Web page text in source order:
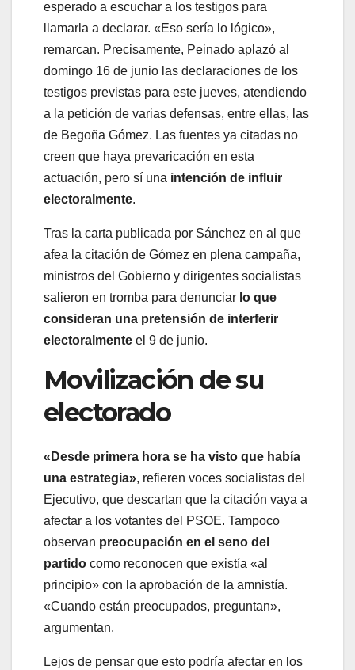
esperado a escuchar a los testigos para
llamarla a declarar. «Eso sería lo lógico»,
remarcan. Precisamente, Peinado aplazó al
domingo 16 de junio las declaraciones de los
testigos previstas para este jueves, atendiendo
a la petición de varias defensas, entre ellas, las
de Begoña Gómez. Las fuentes ya citadas no
creen que haya prevaricación en esta
actuación, pero sí una intención de influir
electoralmente.
Tras la carta publicada por Sánchez en al que
afea la citación de Gómez en plena campaña,
ministros del Gobierno y dirigentes socialistas
salieron en tromba para denunciar lo que
consideran una pretensión de interferir
electoralmente el 9 de junio.
Movilización de su
electorado
«Desde primera hora se ha visto que había
una estrategia», refieren voces socialistas del
Ejecutivo, que descartan que la citación vaya a
afectar a los votantes del PSOE. Tampoco
observan preocupación en el seno del
partido como reconocen que existía «al
principio» con la aprobación de la amnistía.
«Cuando están preocupados, preguntan»,
argumentan.
Lejos de pensar que esto podría afectar en los